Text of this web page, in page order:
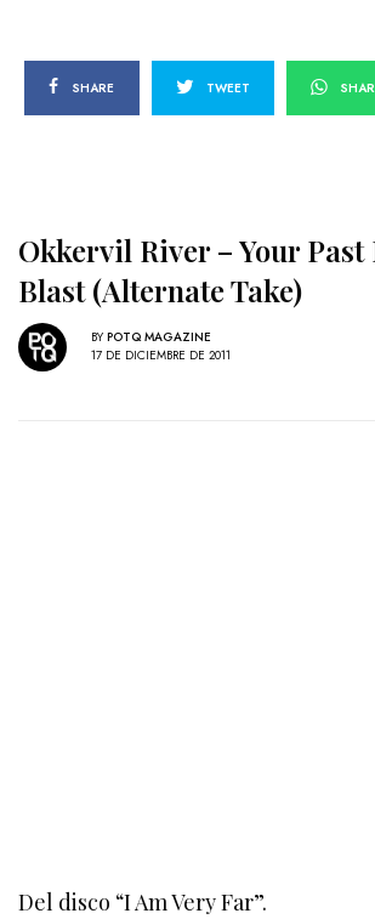
SHARE TWEET
Okkervil River – Your Past
Blast (Alternate Take)
BY POTQ MAGAZINE
17 DE DICIEMBRE DE 2011
Del disco “I Am Very Far”.